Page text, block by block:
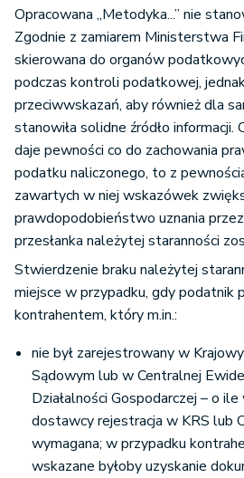
Opracowana „Metodyka...” nie
Zgodnie z zamiarem Ministerstwa
skierowana do organów
podczas kontroli podatkowej,
przeciwwskazań, aby również dla
stanowiła solidne źródło informacji.
daje pewności co do zachowania
podatku naliczonego, to z
zawartych w niej wskazówek
prawdopodobieństwo uznania
przesłanka należytej staranności
Stwierdzenie braku należytej
miejsce w przypadku, gdy podatnik
kontrahentem, który m.in.:
nie był zarejestrowany w
Sądowym lub w Centralnej
Działalności Gospodarczej – o
dostawcy rejestracja w KRS lub
wymagana; w przypadku
wskazane byłoby uzyskanie